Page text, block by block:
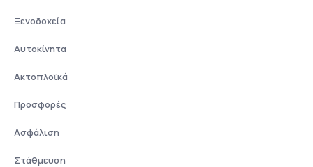
Ξενοδοχεία
Αυτοκίνητα
Ακτοπλοϊκά
Προσφορές
Ασφάλιση
Στάθμευση